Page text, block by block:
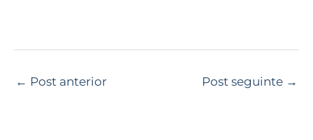
← Post anterior Post seguinte →